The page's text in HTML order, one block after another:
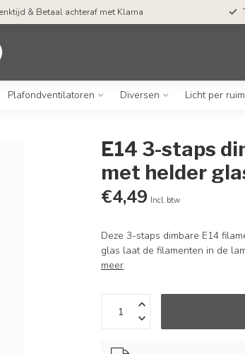
& Betaal achteraf met Klarna
Plafondventilatoren Diversen Licht per
E14 3-staps
met helder
€4,49 Incl. btw
Deze 3-staps dimbare E14
glas laat de filamenten in de
meer.